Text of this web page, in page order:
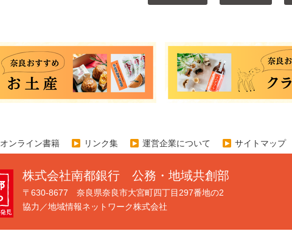
オンライン書籍 リンク集 運営企業について サイトマップ
株式会社南都銀行 公務・地域共創部
〒630-8677 奈良県奈良市大宮町四丁目297番地の2
協力／地域情報ネットワーク株式会社